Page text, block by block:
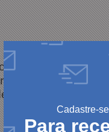
Cadastre-se
Para
nasceu na cidade
com mais de
de
60 países ao redor